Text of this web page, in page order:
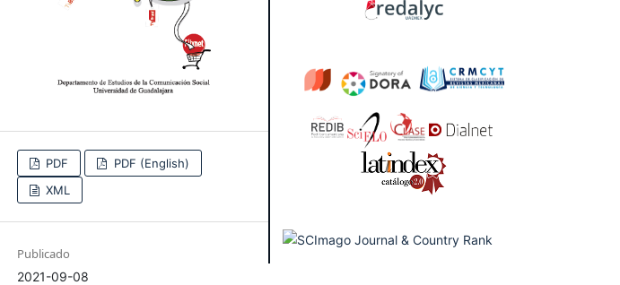
PDF
PDF (English)
XML
Publicado
2021-09-08